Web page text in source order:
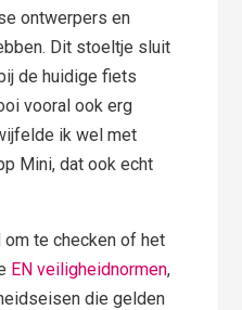
ontwerpers en
Dit stoeltje sluit
de huidige fiets
vooral ook erg
ik wel met
Mini, dat ook echt
te checken of het
EN veiligheidnormen,
die gelden